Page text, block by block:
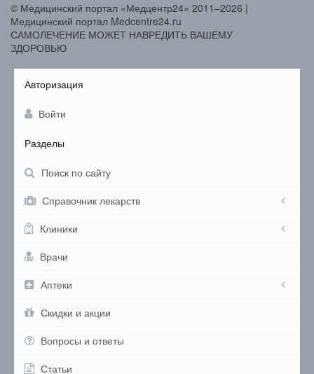
© Медицинский портал «Медцентр24» 2011–2026 |
Медицинский портал Medcentre24.ru
САМОЛЕЧЕНИЕ МОЖЕТ НАВРЕДИТЬ ВАШЕМУ
ЗДОРОВЬЮ
Авторизация
Войти
Разделы
Поиск по сайту
Справочник лекарств
Клиники
Врачи
Аптеки
Скидки и акции
Вопросы и ответы
Статьи